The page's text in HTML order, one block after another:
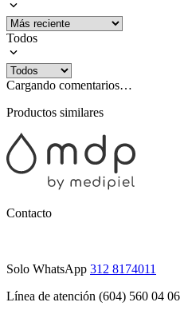
Todos
Cargando comentarios…
Productos similares
Contacto
Solo WhatsApp 312 8174011
Línea de atención (604) 560 04 06